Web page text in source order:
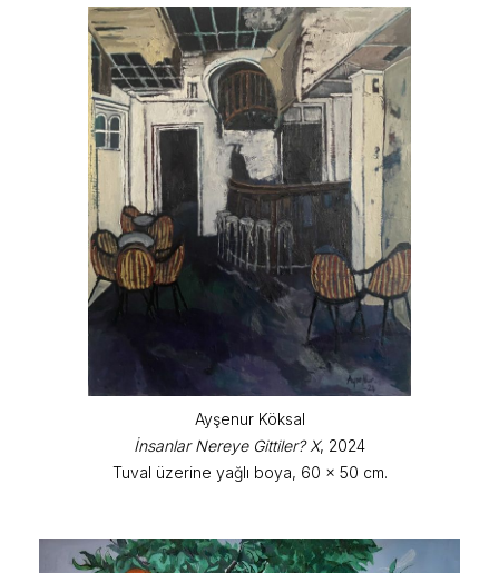
Ayşenur Köksal
İnsanlar Nereye Gittiler? X, 2024
Tuval üzerine yağlı boya, 60 x 50 cm.